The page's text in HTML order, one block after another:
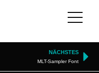
NÄCHSTES
MLT-Sampler Font